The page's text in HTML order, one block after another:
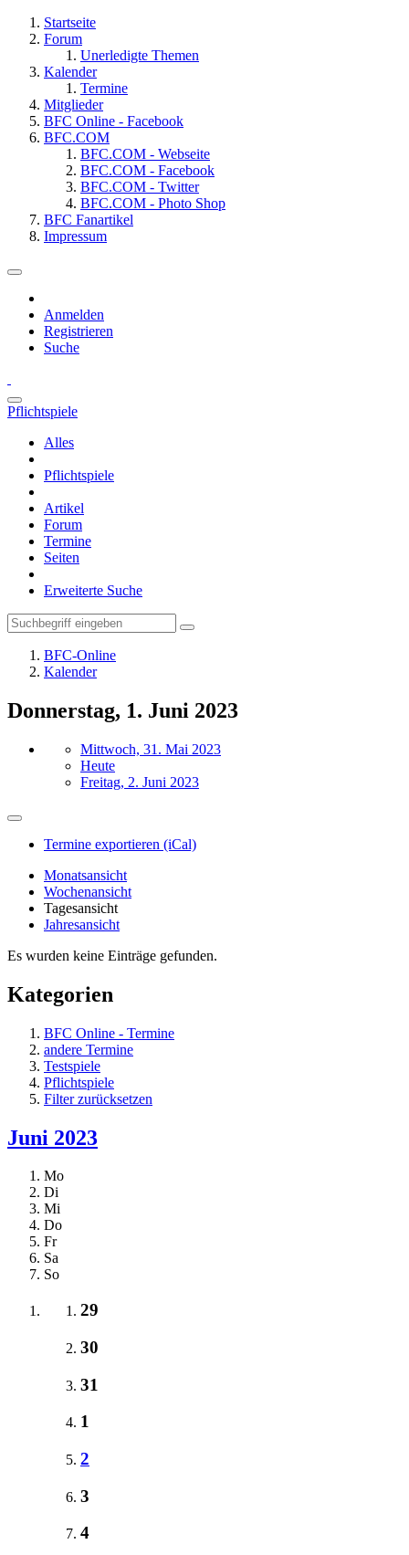
Startseite
Forum
Unerledigte Themen
Kalender
Termine
Mitglieder
BFC Online - Facebook
BFC.COM
BFC.COM - Webseite
BFC.COM - Facebook
BFC.COM - Twitter
BFC.COM - Photo Shop
BFC Fanartikel
Impressum
Anmelden
Registrieren
Suche
Pflichtspiele
Alles
Pflichtspiele
Artikel
Forum
Termine
Seiten
Erweiterte Suche
BFC-Online
Kalender
Donnerstag, 1. Juni 2023
Mittwoch, 31. Mai 2023
Heute
Freitag, 2. Juni 2023
Termine exportieren (iCal)
Monatsansicht
Wochenansicht
Tagesansicht
Jahresansicht
Es wurden keine Einträge gefunden.
Kategorien
BFC Online - Termine
andere Termine
Testspiele
Pflichtspiele
Filter zurücksetzen
Juni 2023
Mo
Di
Mi
Do
Fr
Sa
So
29
30
31
1
2
3
4